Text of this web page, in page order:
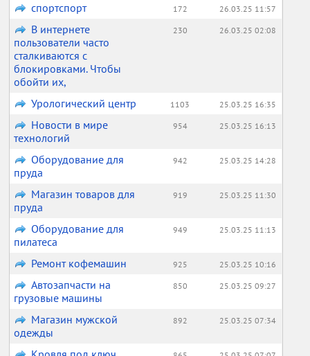
спортспорт 172 26.03.25 11:57
В интернете
пользователи часто
сталкиваются с
блокировками. Чтобы
обойти их,
230 26.03.25 02:08
Урологический центр 1103 25.03.25 16:35
Новости в мире
технологий
954 25.03.25 16:13
Оборудование для
пруда
942 25.03.25 14:28
Магазин товаров для
пруда
919 25.03.25 11:30
Оборудование для
пилатеса
949 25.03.25 11:13
Ремонт кофемашин 925 25.03.25 10:16
Автозапчасти на
грузовые машины
850 25.03.25 09:27
Магазин мужской
одежды
892 25.03.25 07:34